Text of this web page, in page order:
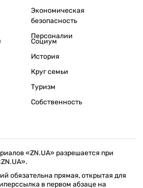
Экономическая
безопасность
Персоналии
Социум
История
Круг семьи
Туризм
Собственность
«ZN.UA» разрешается при
обязательна прямая, открытая для
в первом абзаце на